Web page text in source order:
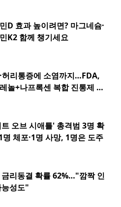
D 효과 높이려면? 마그네슘·
K2 함께 챙기세요
허리통증에 소염까지…FDA,
놀+나프록센 복합 진통제 승
오브 시애틀' 총격범 3명 확
체포·1명 사망, 1명은 도주
금리동결 확률 62%…"깜짝 인
성도"